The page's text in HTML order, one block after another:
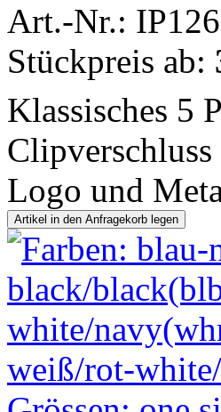
Art.-Nr.:
Stückpreis ab:
Klassisches 5
Logo und